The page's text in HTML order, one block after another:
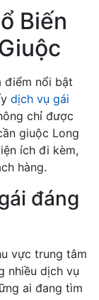
Biến
điểm nổi bật
dịch vụ gái
chỉ được
giuộc Long
ích đi kèm,
hàng.
đáng
vực trung tâm
nhiều dịch vụ
ai đang tìm